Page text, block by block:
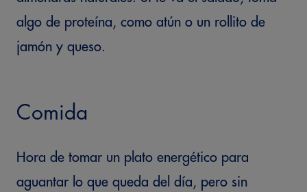
algo de proteína, como atún o un rollito de
jamón y queso.
Comida
Hora de tomar un plato energético para
aguantar lo que queda del día, pero sin